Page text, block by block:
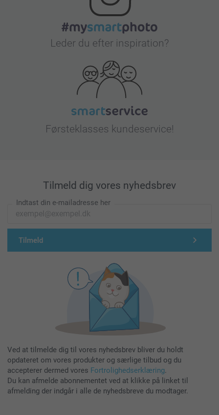
Leder du efter inspiration?
Førsteklasses kundeservice!
Tilmeld dig vores nyhedsbrev
Indtast din e-mailadresse her
Tilmeld
Ved at tilmelde dig til vores nyhedsbrev bliver du holdt
opdateret om vores produkter og særlige tilbud og du
accepterer dermed vores Fortrolighedserklæring.
Du kan afmelde abonnementet ved at klikke på linket til
afmelding der indgår i alle de nyhedsbreve du modtager.